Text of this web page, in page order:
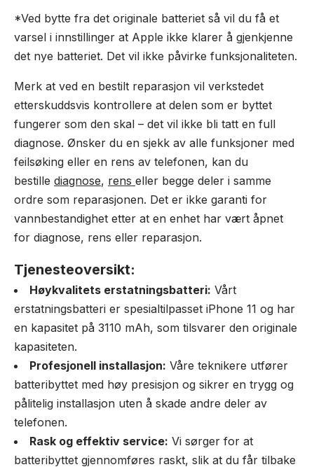
*Ved bytte fra det originale batteriet så vil du få et
varsel i innstillinger at Apple ikke klarer å gjenkjenne
det nye batteriet. Det vil ikke påvirke funksjonaliteten.
Merk at ved en bestilt reparasjon vil verkstedet
etterskuddsvis kontrollere at delen som er byttet
fungerer som den skal – det vil ikke bli tatt en full
diagnose. Ønsker du en sjekk av alle funksjoner med
feilsøking eller en rens av telefonen, kan du
bestille diagnose, rens eller begge deler i samme
ordre som reparasjonen. Det er ikke garanti for
vannbestandighet etter at en enhet har vært åpnet
for diagnose, rens eller reparasjon.
Tjenesteoversikt:
Høykvalitets erstatningsbatteri: Vårt
erstatningsbatteri er spesialtilpasset iPhone 11 og har
en kapasitet på 3110 mAh, som tilsvarer den originale
kapasiteten.
Profesjonell installasjon: Våre teknikere utfører
batteribyttet med høy presisjon og sikrer en trygg og
pålitelig installasjon uten å skade andre deler av
telefonen.
Rask og effektiv service: Vi sørger for at
batteribyttet gjennomføres raskt, slik at du får tilbake